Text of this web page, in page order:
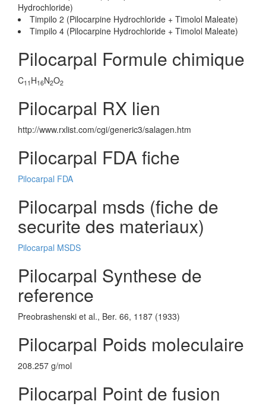
Hydrochloride)
Timpilo 2 (Pilocarpine Hydrochloride + Timolol Maleate)
Timpilo 4 (Pilocarpine Hydrochloride + Timolol Maleate)
Pilocarpal Formule chimique
C11 H16N2O2
Pilocarpal RX lien
http://www.rxlist.com/cgi/generic3/salagen.htm
Pilocarpal FDA fiche
Pilocarpal FDA
Pilocarpal msds (fiche de
securite des materiaux)
Pilocarpal MSDS
Pilocarpal Synthese de
reference
Preobrashenski et al., Ber. 66, 1187 (1933)
Pilocarpal Poids moleculaire
208.257 g/mol
Pilocarpal Point de fusion